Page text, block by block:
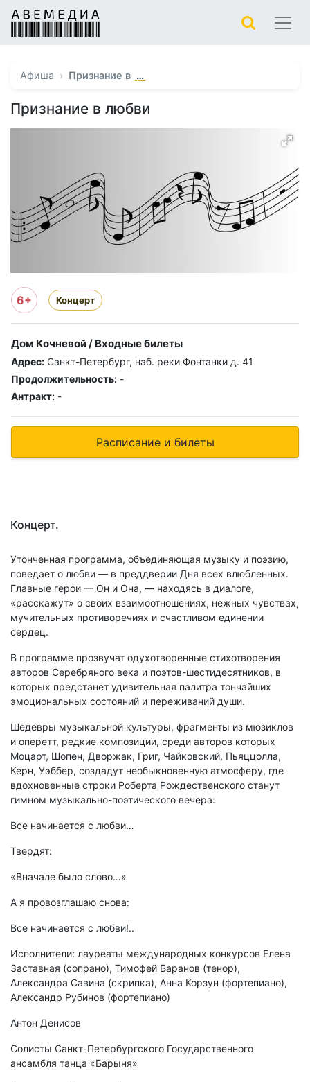
Афиша Признание в …
Признание в любви
6+ Концерт
Дом Кочневой / Входные билеты
Адрес: Санкт-Петербург, наб. реки Фонтанки д. 41
Продолжительность: -
Антракт: -
Расписание и билеты
Концерт.
Утонченная программа, объединяющая музыку и поэзию,
поведает о любви — в преддверии Дня всех влюбленных.
Главные герои — Он и Она, — находясь в диалоге,
«расскажут» о своих взаимоотношениях, нежных чувствах,
мучительных противоречиях и счастливом единении
сердец.
В программе прозвучат одухотворенные стихотворения
авторов Серебряного века и поэтов-шестидесятников, в
которых предстанет удивительная палитра тончайших
эмоциональных состояний и переживаний души.
Шедевры музыкальной культуры, фрагменты из мюзиклов
и оперетт, редкие композиции, среди авторов которых
Моцарт, Шопен, Дворжак, Григ, Чайковский, Пьяццолла,
Керн, Уэббер, создадут необыкновенную атмосферу, где
вдохновенные строки Роберта Рождественского станут
гимном музыкально-поэтического вечера:
Все начинается с любви…
Твердят:
«Вначале было слово…»
А я провозглашаю снова:
Все начинается с любви!..
Исполнители: лауреаты международных конкурсов Елена
Заставная (сопрано), Тимофей Баранов (тенор),
Александра Савина (скрипка), Анна Корзун (фортепиано),
Александр Рубинов (фортепиано)
Антон Денисов
Солисты Санкт-Петербургского Государственного
ансамбля танца «Барыня»